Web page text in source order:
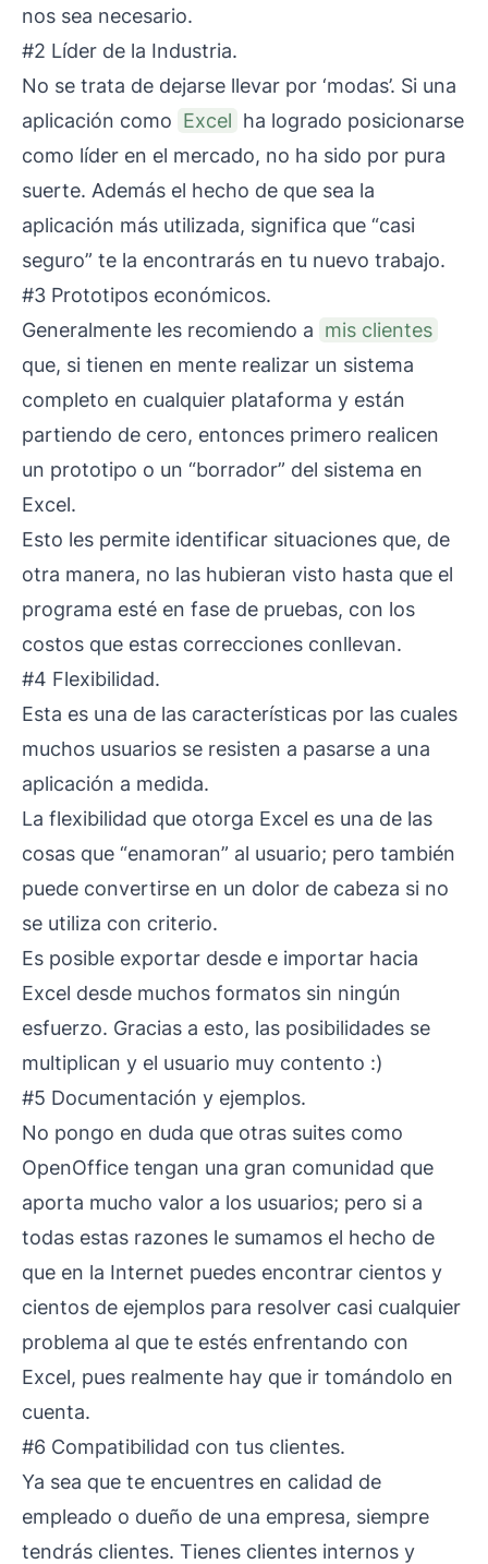
nos sea necesario.
#2 Líder de la Industria.
No se trata de dejarse llevar por ‘modas’. Si una
aplicación como Excel ha logrado posicionarse
como líder en el mercado, no ha sido por pura
suerte. Además el hecho de que sea la
aplicación más utilizada, significa que “casi
seguro” te la encontrarás en tu nuevo trabajo.
#3 Prototipos económicos.
Generalmente les recomiendo a mis clientes
que, si tienen en mente realizar un sistema
completo en cualquier plataforma y están
partiendo de cero, entonces primero realicen
un prototipo o un “borrador” del sistema en
Excel.
Esto les permite identificar situaciones que, de
otra manera, no las hubieran visto hasta que el
programa esté en fase de pruebas, con los
costos que estas correcciones conllevan.
#4 Flexibilidad.
Esta es una de las características por las cuales
muchos usuarios se resisten a pasarse a una
aplicación a medida.
La flexibilidad que otorga Excel es una de las
cosas que “enamoran” al usuario; pero también
puede convertirse en un dolor de cabeza si no
se utiliza con criterio.
Es posible exportar desde e importar hacia
Excel desde muchos formatos sin ningún
esfuerzo. Gracias a esto, las posibilidades se
multiplican y el usuario muy contento :)
#5 Documentación y ejemplos.
No pongo en duda que otras suites como
OpenOffice tengan una gran comunidad que
aporta mucho valor a los usuarios; pero si a
todas estas razones le sumamos el hecho de
que en la Internet puedes encontrar cientos y
cientos de ejemplos para resolver casi cualquier
problema al que te estés enfrentando con
Excel, pues realmente hay que ir tomándolo en
cuenta.
#6 Compatibilidad con tus clientes.
Ya sea que te encuentres en calidad de
empleado o dueño de una empresa, siempre
tendrás clientes. Tienes clientes internos y